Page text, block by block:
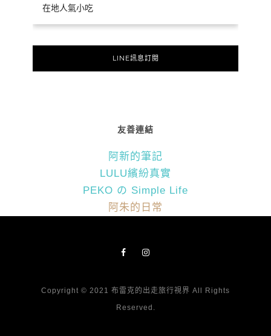
在地人氣小吃
LINE訊息訂閱
友善連結
阿新的筆記
LULU繽紛真實
PEKO の Simple Life
阿朱的日常
Copyright © 2021 布雷克的出走旅行視界 All Rights
Reserved.